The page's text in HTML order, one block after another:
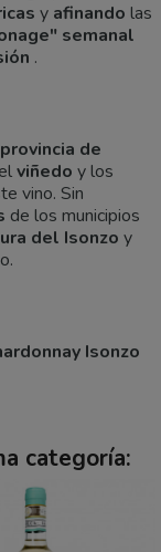
y afinando las
semanal
.
de
viñedo y los
vino. Sin
de los municipios
del Isonzo y
Isonzo
categoría: